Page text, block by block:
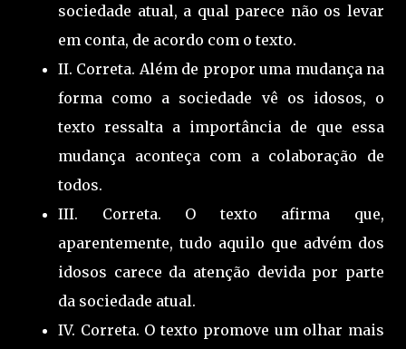
sociedade atual, a qual parece não os levar
em conta, de acordo com o texto.
II. Correta. Além de propor uma mudança na
forma como a sociedade vê os idosos, o
texto ressalta a importância de que essa
mudança aconteça com a colaboração de
todos.
III. Correta. O texto afirma que,
aparentemente, tudo aquilo que advém dos
idosos carece da atenção devida por parte
da sociedade atual.
IV. Correta. O texto promove um olhar mais